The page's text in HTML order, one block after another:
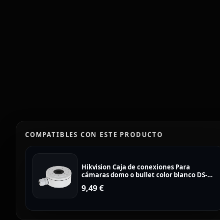
COMPATIBLES CON ESTE PRODUCTO
Hikvision Caja de conexiones Para
cámaras domo o bullet color blanco DS-
9,49€